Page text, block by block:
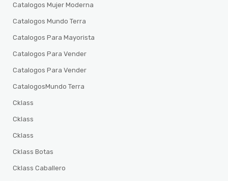
Catalogos Mujer Moderna
Catalogos Mundo Terra
Catalogos Para Mayorista
Catalogos Para Vender
Catalogos Para Vender
CatalogosMundo Terra
Cklass
Cklass
Cklass
Cklass Botas
Cklass Caballero